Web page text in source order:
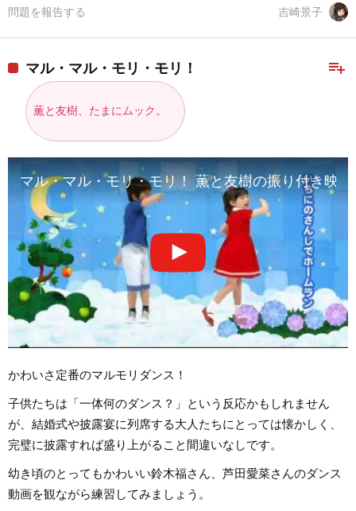
吉崎景子
問題を報告する
playlist_add
マル・マル・モリ・モリ！
薫と友樹、たまにムック。
マル・マル・モリ・モリ！ 薫と友樹の振り付き映像
かわいさ定番のマルモリダンス！
子供たちは「一体何のダンス？」という反応かもしれません
が、結婚式や披露宴に列席する大人たちにとっては懐かしく、
完璧に披露すれば盛り上がること間違いなしです。
幼き頃のとってもかわいい鈴木福さん、芦田愛菜さんのダンス
動画を観ながら練習してみましょう。